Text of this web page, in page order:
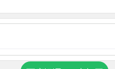
之气。
故乡，忘却不了世俗社会。
避小人们的迫害吗?诗人无法回
游复杂的心理表述。
绪又回到世俗社会，想到善良
经》并称“风骚”二体，对后